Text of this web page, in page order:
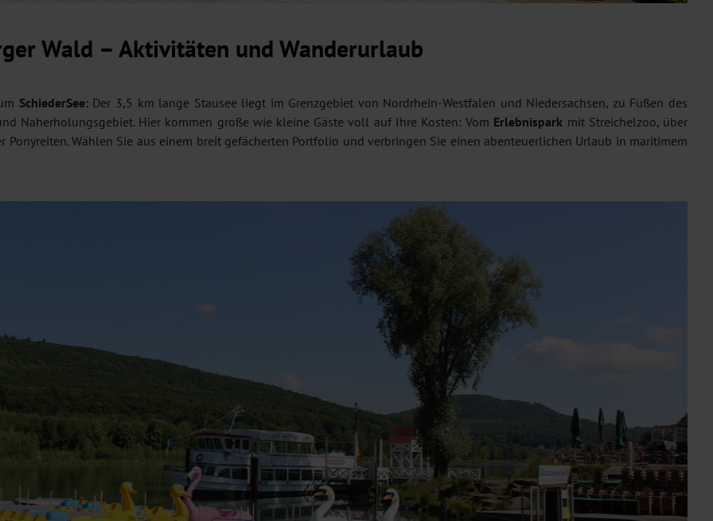
Wald – Aktivitäten und Wanderurlaub
SchiederSee:Der 3,5 km lange Stausee liegt im Grenzgebiet von Nordrhein-Westfalen und Niedersachsen, zu Füßen des
Naherholungsgebiet. Hier kommen große wie kleine Gäste voll auf Ihre Kosten: Vom Erlebnispark mit Streichelzoo, über
Wählen Sie aus einem breit gefächerten Portfolio und verbringen Sie einen abenteuerlichen Urlaub in maritimem